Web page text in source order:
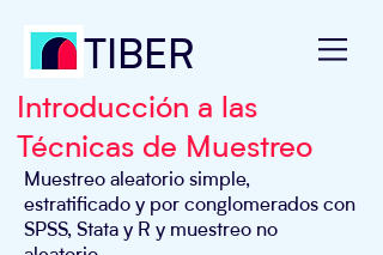
TIBER
Introducción a las
Técnicas de Muestreo
Muestreo aleatorio simple,
estratificado y por conglomerados con
SPSS, Stata y R y muestreo no